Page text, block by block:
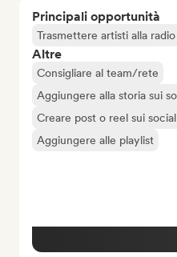
Principali opportunità
Trasmettere artisti alla radio
Altre
Consigliare al team/rete
Aggiungere alla storia sui
Creare post o reel sui
Aggiungere alle playlist